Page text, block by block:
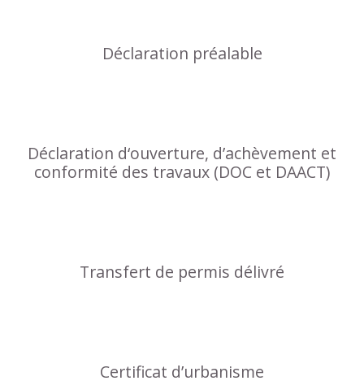
Déclaration préalable
Déclaration d‘ouverture, d’achèvement et
conformité des travaux (DOC et DAACT)
Transfert de permis délivré
Certificat d’urbanisme